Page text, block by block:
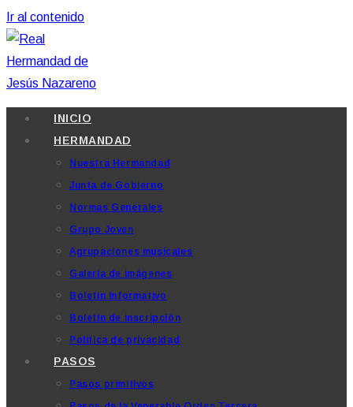
Ir al contenido
INICIO
HERMANDAD
Nuestra Hermandad
Junta de Gobierno
Normas Generales
Grupo Joven
Agrupaciones musicales
Galería de imágenes
Boletín Informativo
Boletín de inscripción
Política de privacidad
PASOS
Pasos primitivos